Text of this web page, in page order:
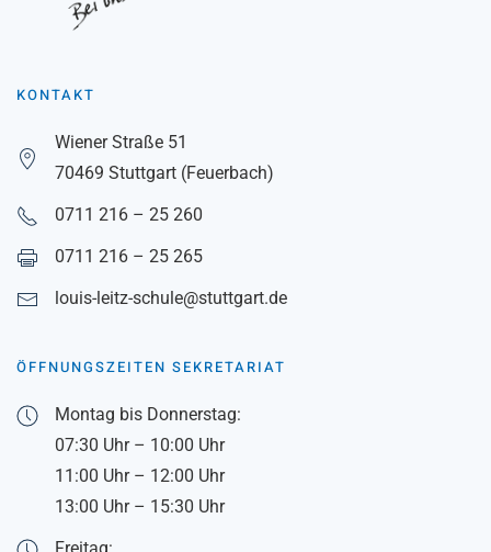
KONTAKT
Wiener Straße 51
70469 Stuttgart (Feuerbach)
0711 216 – 25 260
0711 216 – 25 265
louis-leitz-schule@stuttgart.de
ÖFFNUNGSZEITEN SEKRETARIAT
Montag bis Donnerstag:
07:30 Uhr – 10:00 Uhr
11:00 Uhr – 12:00 Uhr
13:00 Uhr – 15:30 Uhr